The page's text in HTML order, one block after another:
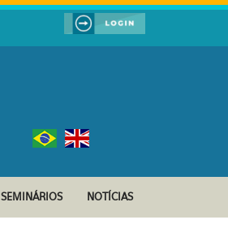
SEMINÁRIOS NOTÍCIAS